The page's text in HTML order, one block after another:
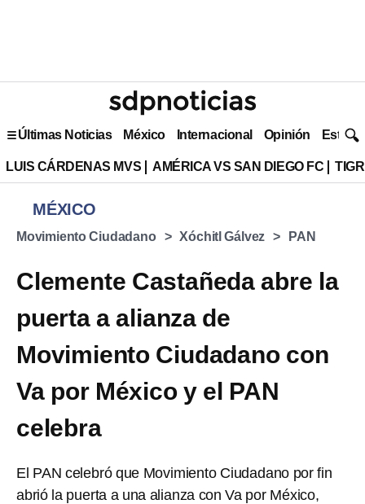
Últimas Noticias México Internacional Opinión Estilo
LUIS CÁRDENAS MVS AMÉRICA VS SAN DIEGO FC
MÉXICO
Movimiento Ciudadano Xóchitl Gálvez PAN
Clemente Castañeda abre la
puerta a alianza de
Movimiento Ciudadano con
Va por México y el PAN
celebra
El PAN celebró que Movimiento Ciudadano por fin
abrió la puerta a una alianza con Va por México,